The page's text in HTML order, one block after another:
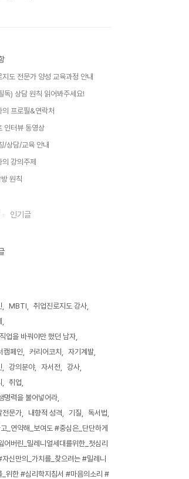
지도 전문가 양성 교육과정 안내
독) 상담 원칙 읽어봐주세요!
의 프로필&연락처
인터뷰 동영상
/상담/교육 안내
강의주제
원칙
인기글
MBTI
취업진로지도 강사
업을 바꿔야만 했던 남자
캠페인
커리어코치
자기계발
강의분야 자서전
강사
취업
명력을 불어넣어라
전문가
내향적 성격 기질
독서법
_연약해_보여도 #중심은_단단하게
어버린_밀레니얼세대를위한_첫심리
신만의_가치를_찾으려는 #밀레니
_위한 #심리학지침서 #마음의소리 #